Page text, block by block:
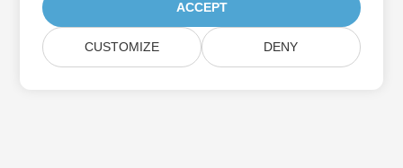
ACCEPT
CUSTOMIZE DENY